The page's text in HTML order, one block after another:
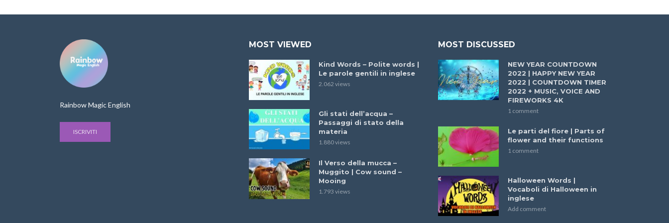
Rainbow Magic English
ISCRIVITI
MOST VIEWED
Kind Words – Polite words |
Le parole gentili in inglese
2.062 views
Gli stati dell’acqua –
Passaggi di stato della
materia
1.880 views
Il Verso della mucca –
Muggito | Cow sound –
Mooing
1.793 views
MOST DISCUSSED
NEW YEAR COUNTDOWN
2022 | HAPPY NEW YEAR
2022 | COUNTDOWN TIMER
2022 + MUSIC, VOICE AND
FIREWORKS 4K
1 comment
Le parti del fiore | Parts of
flower and their functions
1 comment
Halloween Words |
Vocaboli di Halloween in
inglese
Add comment